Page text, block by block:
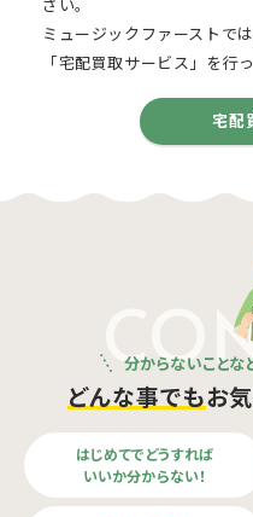
さい。
ミュージックファーストで
「宅配買取サービス」を行
宅配
分からないことな
どんな事でもお
はじめてでどうすれば
いいか分からない！